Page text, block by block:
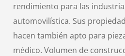
rendimiento para las
automovilística. Sus
hacen también apto para
médico. Volumen de